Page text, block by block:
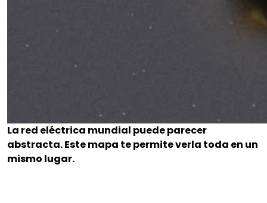
La red eléctrica mundial puede parecer
abstracta. Este mapa te permite verla toda en un
mismo lugar.